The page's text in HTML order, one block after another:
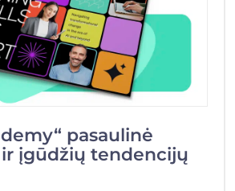
pasaulinė
įgūdžių tendencijų